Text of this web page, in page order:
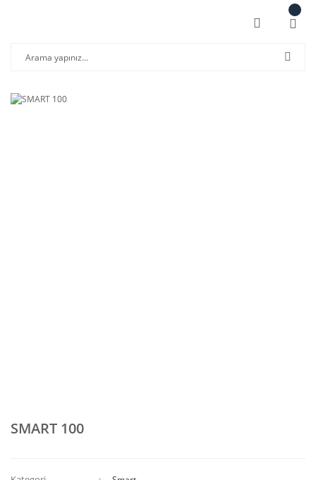
SMART 100